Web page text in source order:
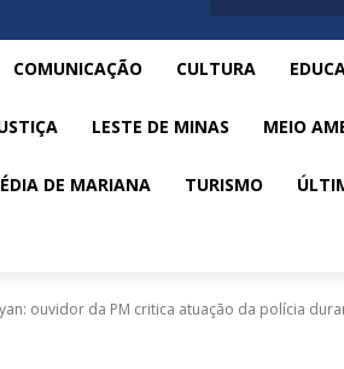
COMUNICAÇÃO CULTURA
LESTE DE MINAS MEIO
DE MARIANA TURISMO
ouvidor da PM critica atuação da polícia